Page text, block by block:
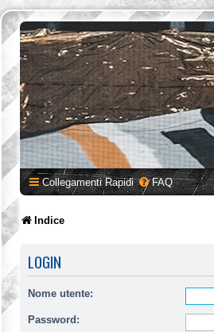
Collegamenti Rapidi FAQ
Indice
LOGIN
Nome utente:
Password: